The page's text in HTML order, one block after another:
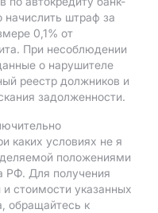
начислить штраф за
0,1% от
При несоблюдении
о нарушителе
реестр должников и
задолженности.
каких условиях не я
положениями
РФ. Для получения
стоимости указанных
обращайтесь к